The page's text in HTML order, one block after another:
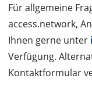
Für allgemeine
access.network,
Ihnen gerne unter
Verfügung.
Kontaktformular